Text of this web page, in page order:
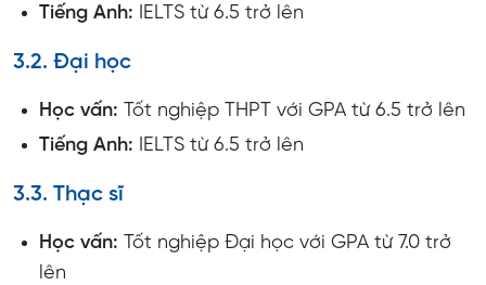
Tiếng Anh: IELTS từ 6.5 trở lên
3.2. Đại học
Học vấn: Tốt nghiệp THPT với GPA từ 6.5 trở lên
Tiếng Anh: IELTS từ 6.5 trở lên
3.3. Thạc sĩ
Học vấn: Tốt nghiệp Đại học với GPA từ 7.0 trở
lên